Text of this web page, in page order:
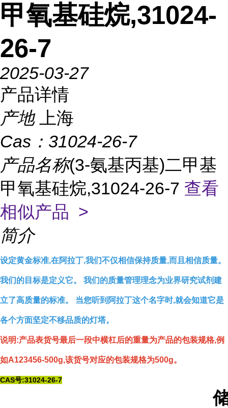
甲氧基硅烷,31024-
26-7
2025-03-27
产品详情
产地
上海
Cas： 31024-26-7
产品名称(3-氨基丙基)二甲基
甲氧基硅烷,31024-26-7 查看
相似产品 >
简介
设定黄金标准,在阿拉丁,我们不仅相信保持质量,而且相信质量。
我们的目标是定义它。 我们的质量管理理念为业界研究试剂建
立了高质量的标准。 当您听到阿拉丁这个名字时,就会知道它是
各个方面坚定不移品质的灯塔。
说明:产品表货号最后一段中横杠后的重量为产品的包装规格,例
如A123456-500g,该货号对应的包装规格为500g。
CAS号:31024-26-7